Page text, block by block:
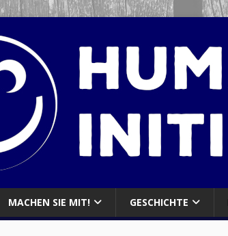
MACHEN SIE MIT! GESCHICHTE